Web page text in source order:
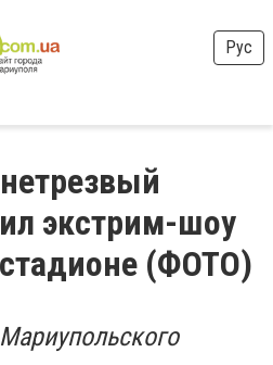
Рус
экстрим-шоу
(ФОТО)